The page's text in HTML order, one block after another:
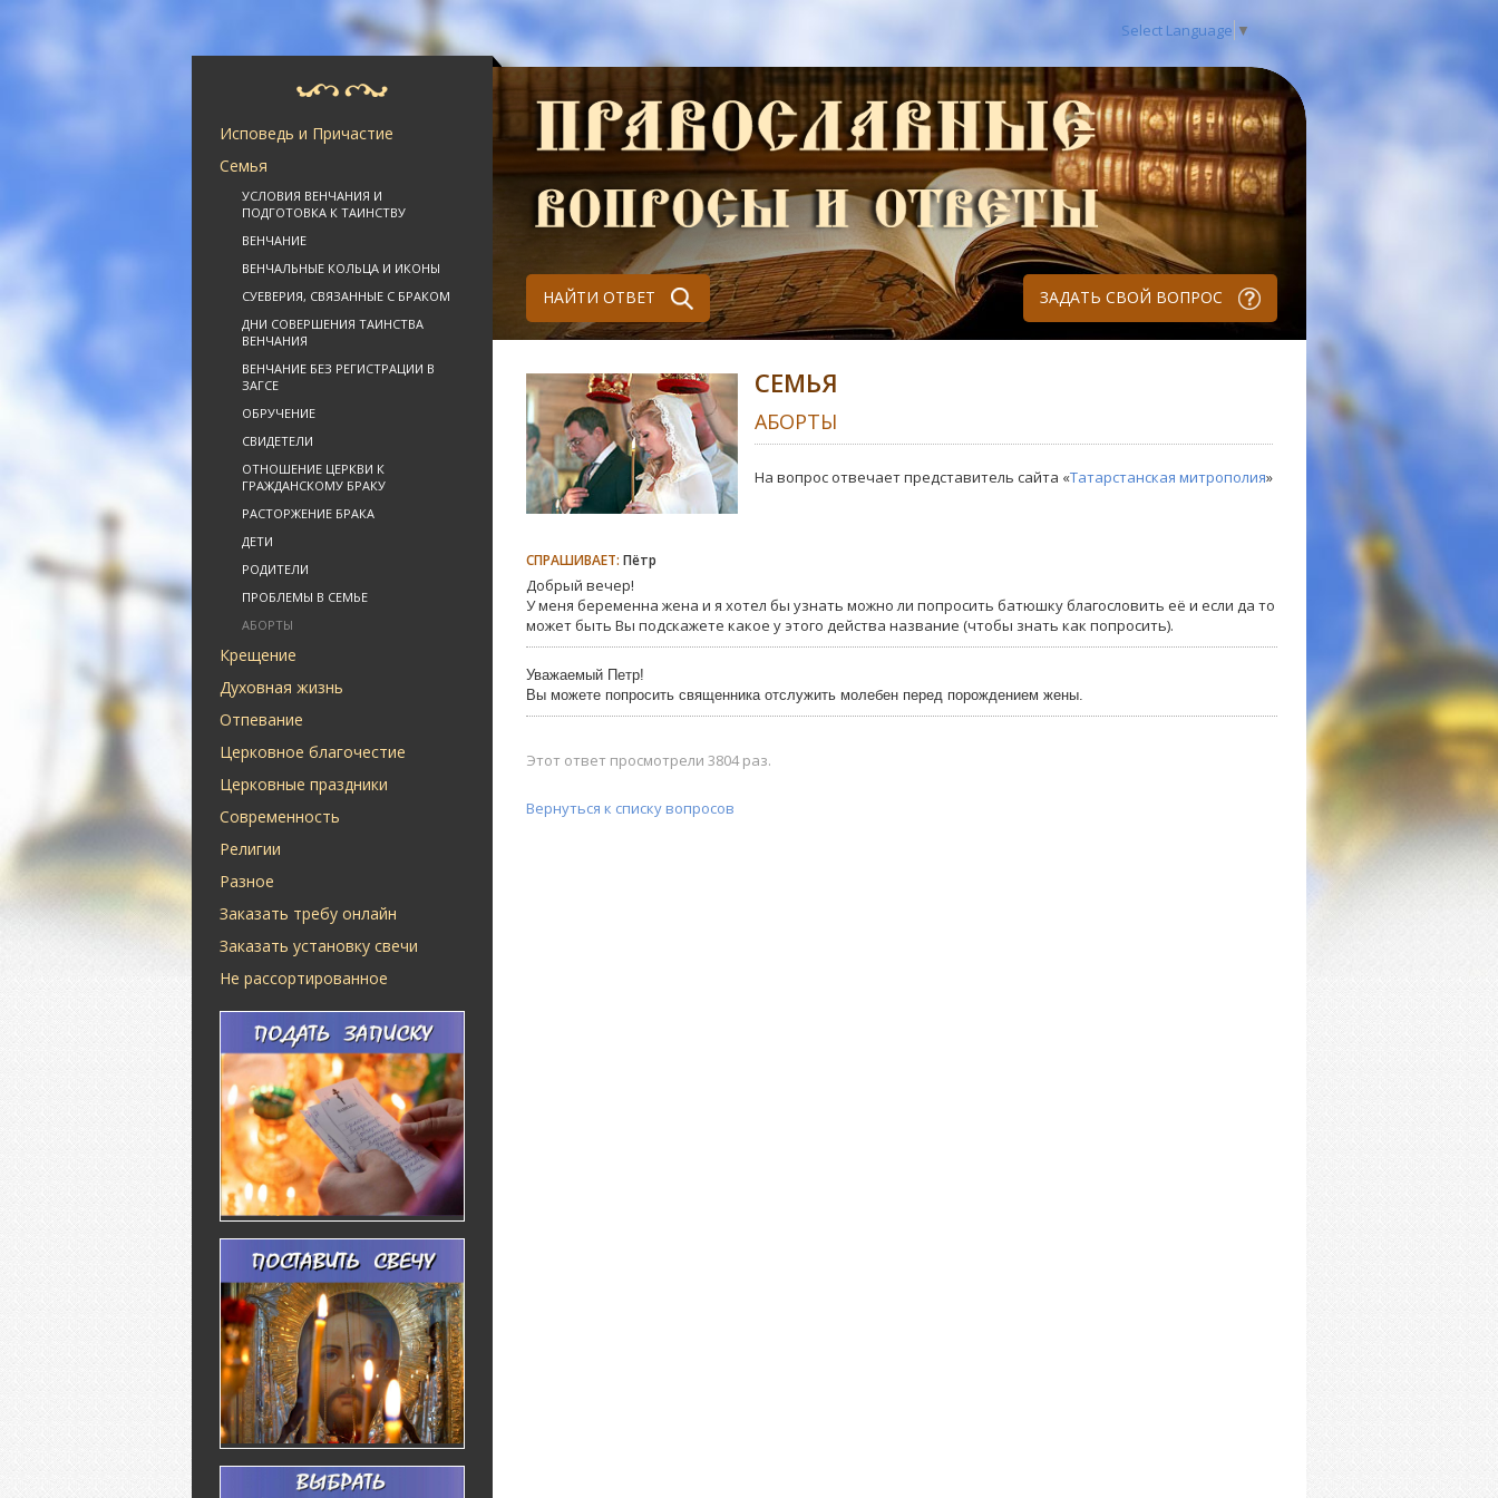
Select Language ▼
Исповедь и Причастие
Семья
УСЛОВИЯ ВЕНЧАНИЯ И
ПОДГОТОВКА К ТАИНСТВУ
ВЕНЧАНИЕ
ВЕНЧАЛЬНЫЕ КОЛЬЦА И ИКОНЫ
СУЕВЕРИЯ, СВЯЗАННЫЕ С БРАКОМ
ДНИ СОВЕРШЕНИЯ ТАИНСТВА
ВЕНЧАНИЯ
ВЕНЧАНИЕ БЕЗ РЕГИСТРАЦИИ В
ЗАГСЕ
ОБРУЧЕНИЕ
СВИДЕТЕЛИ
ОТНОШЕНИЕ ЦЕРКВИ К
ГРАЖДАНСКОМУ БРАКУ
РАСТОРЖЕНИЕ БРАКА
ДЕТИ
РОДИТЕЛИ
ПРОБЛЕМЫ В СЕМЬЕ
АБОРТЫ
Крещение
Духовная жизнь
Отпевание
Церковное благочестие
Церковные праздники
Современность
Религии
Разное
Заказать требу онлайн
Заказать установку свечи
Не рассортированное
НАЙТИ ОТВЕТ ЗАДАТЬ СВОЙ ВОПРОС
СЕМЬЯ
АБОРТЫ
На вопрос отвечает представитель сайта «Татарстанская митрополия»
СПРАШИВАЕТ: Пётр
Добрый вечер!
У меня беременна жена и я хотел бы узнать можно ли попросить батюшку благословить её и если да то
может быть Вы подскажете какое у этого действа название (чтобы знать как попросить).
Уважаемый Петр!
Вы можете попросить священника отслужить молебен перед порождением жены.
Этот ответ просмотрели 3804 раз.
Вернуться к списку вопросов